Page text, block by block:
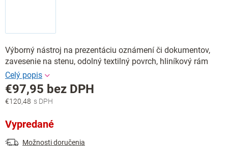
Výborný nástroj na prezentáciu oznámení či dokumentov,
zavesenie na stenu, odolný textilný povrch, hliníkový rám
€120,48
€97,95 bez DPH
Jednotková
Vypredané
Možnosti doručenia